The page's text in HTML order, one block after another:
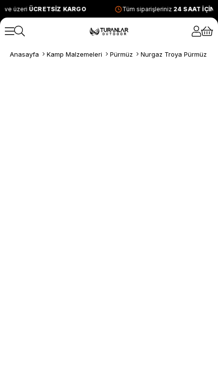
ve üzeriÜCRETSİZ KARGO Tüm siparişleriniz24 SAAT
Anasayfa Kamp Malzemeleri Pürmüz Nurgaz Troya Pürmüz